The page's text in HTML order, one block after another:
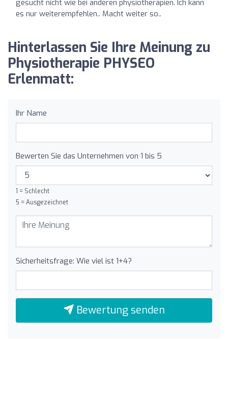
gesucht nicht wie bei anderen physiotherapien. Ich kann
es nur weiterempfehlen.. Macht weiter so..
Hinterlassen Sie Ihre Meinung zu
Physiotherapie PHYSEO
Erlenmatt:
Ihr Name
Bewerten Sie das Unternehmen von 1 bis 5
1 = Schlecht
5 = Ausgezeichnet
Sicherheitsfrage: Wie viel ist 1+4?
Bewertung senden